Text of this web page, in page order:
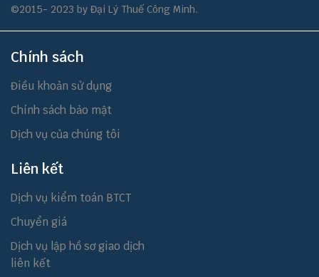
©2015- 2023 by Đại Lý Thuế Công Minh.
Chính sách
Điều khoản sử dụng
Chính sách bảo mật
Dịch vụ của chúng tôi
Liên kết
Dịch vụ kiểm toán BTCT
Chuyển giá
Dịch vụ lập hồ sơ giao dịch
liên kết